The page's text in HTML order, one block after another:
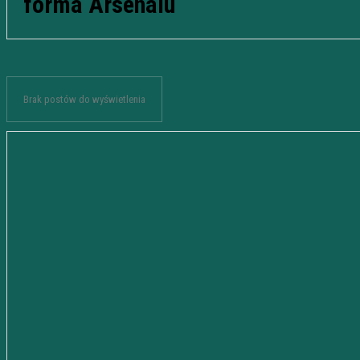
Brak postów do wyświetlenia